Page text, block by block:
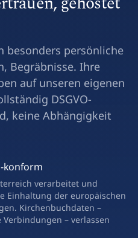
besonders persönliche
Begräbnisse. Ihre
auf unseren eigenen
DSGVO-
keine Abhängigkeit
konform
verarbeitet und
Einhaltung der europäischen
Kirchenbuchdaten –
– verlassen